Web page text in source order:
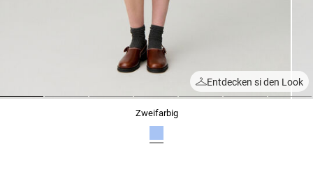
Entdecken si den Look
zweifarbig